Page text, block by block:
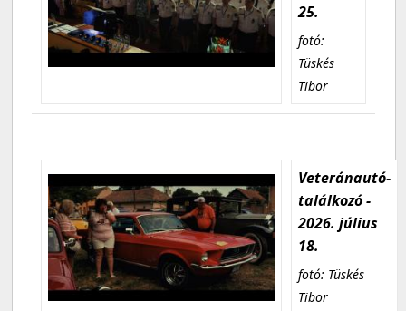
25.
fotó:
Tüskés
Tibor
Veteránautó-
találkozó -
2026. július
18.
fotó: Tüskés
Tibor